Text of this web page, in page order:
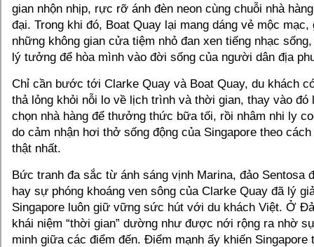
gian nhộn nhịp, rực rỡ ánh đèn neon cùng chuỗi nhà
đại. Trong khi đó, Boat Quay lại mang dáng vẻ mộc
những không gian cửa tiệm nhỏ đan xen tiếng nhạc
lý tưởng để hòa mình vào đời sống của người dân địa
Chỉ cần bước tới Clarke Quay và Boat Quay, du khách
thả lỏng khỏi nỗi lo về lịch trình và thời gian, thay vào đó
chọn nhà hàng để thưởng thức bữa tối, rồi nhâm nhi ly
do cảm nhận hơi thở sống động của Singapore theo
thật nhất.
Bức tranh đa sắc từ ánh sáng vịnh Marina, đảo Sentosa
hay sự phóng khoáng ven sông của Clarke Quay đã lý
Singapore luôn giữ vững sức hút với du khách Việt. Ở
khái niệm “thời gian” dường như được nới rộng ra nhờ
minh giữa các điểm đến. Điểm mạnh ấy khiến Singapore